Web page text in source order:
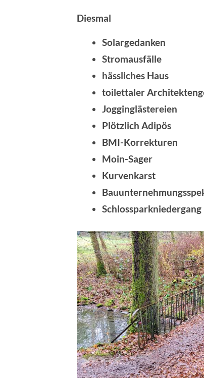
Diesmal
Solargedanken
Stromausfälle
hässliches Haus
toilettaler
Jogginglästereien
Plötzlich Adipös
BMI-Korrekturen
Moin-Sager
Kurvenkarst
Schlossparkniedergang